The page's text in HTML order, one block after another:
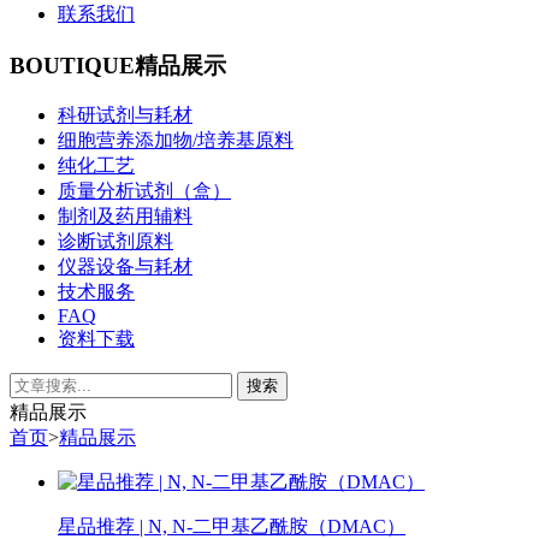
联系我们
BOUTIQUE精品展示
科研试剂与耗材
细胞营养添加物/培养基原料
纯化工艺
质量分析试剂（盒）
制剂及药用辅料
诊断试剂原料
仪器设备与耗材
技术服务
FAQ
资料下载
精品展示
首页>精品展示
星品推荐 | N, N-二甲基乙酰胺（DMAC）